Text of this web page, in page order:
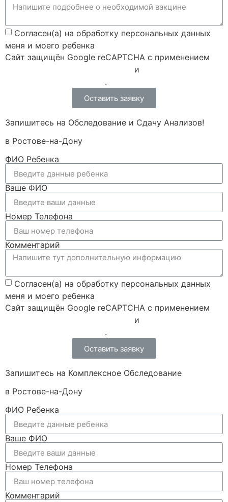
Согласен(а) на обработку персональных данных
меня и моего ребенка
Сайт защищён Google reCAPTCHA с применением
и
.
Оставить заявку
Запишитесь на Обследование и Сдачу Анализов!
в Ростове-на-Дону
ФИО Ребенка
Ваше ФИО
Номер Телефона
Комментарий
Согласен(а) на обработку персональных данных
меня и моего ребенка
Сайт защищён Google reCAPTCHA с применением
и
.
Оставить заявку
Запишитесь на Комплексное Обследование
в Ростове-на-Дону
ФИО Ребенка
Ваше ФИО
Номер Телефона
Комментарий